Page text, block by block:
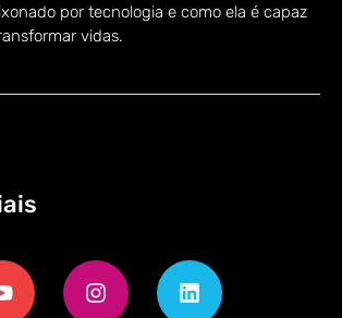
por tecnologia e como ela é capaz
vidas.